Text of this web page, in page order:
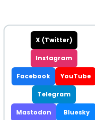
X (Twitter)
Instagram
Facebook YouTube
Telegram
Mastodon Bluesky